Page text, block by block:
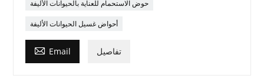
حوض الاستحمام للعناية بالحيوانات الأليفة
أحواض غسيل الحيوانات الأليفة
 Email تفاصيل